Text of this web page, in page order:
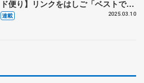
ド便り】リンクをはしご「ベストでは
ない」環境も チームメートから刺激
連載 2025.03.10